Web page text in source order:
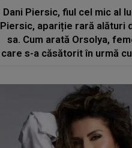
Dani Piersic, fiul cel mic al
Piersic, apariție rară alături
sa. Cum arată Orsolya,
care s-a căsătorit în urmă